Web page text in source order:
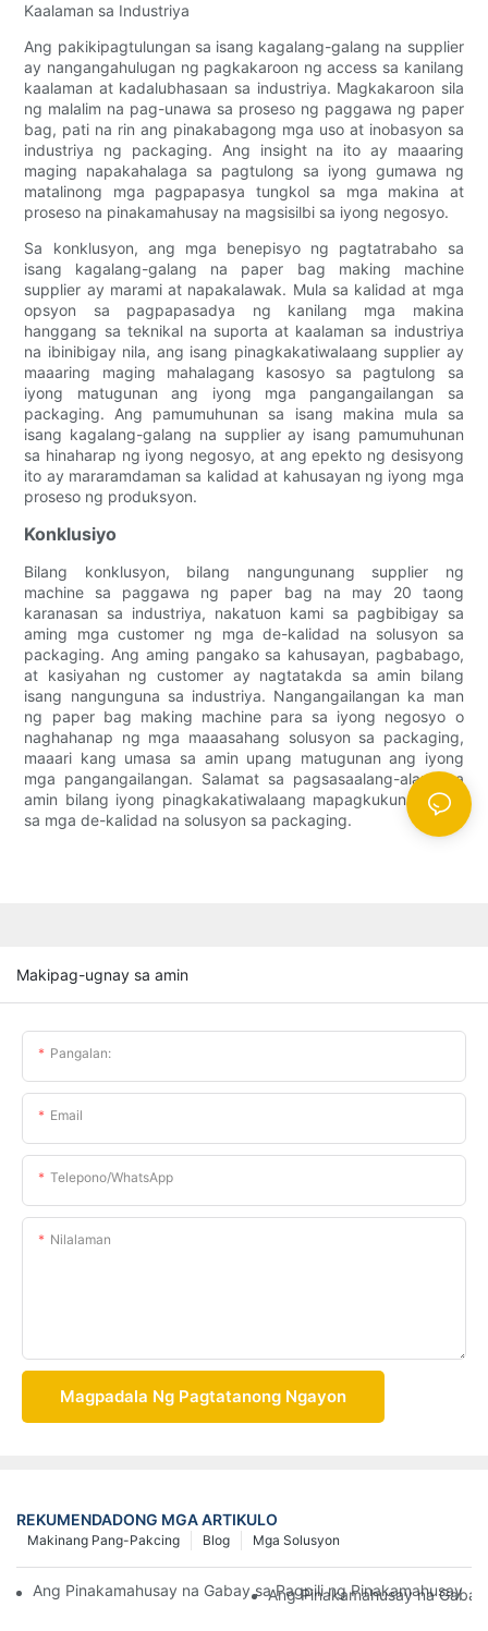
Kaalaman sa Industriya
Ang pakikipagtulungan sa isang kagalang-galang na supplier
ay nangangahulugan ng pagkakaroon ng access sa kanilang
kaalaman at kadalubhasaan sa industriya. Magkakaroon sila
ng malalim na pag-unawa sa proseso ng paggawa ng paper
bag, pati na rin ang pinakabagong mga uso at inobasyon sa
industriya ng packaging. Ang insight na ito ay maaaring
maging napakahalaga sa pagtulong sa iyong gumawa ng
matalinong mga pagpapasya tungkol sa mga makina at
proseso na pinakamahusay na magsisilbi sa iyong negosyo.
Sa konklusyon, ang mga benepisyo ng pagtatrabaho sa
isang kagalang-galang na paper bag making machine
supplier ay marami at napakalawak. Mula sa kalidad at mga
opsyon sa pagpapasadya ng kanilang mga makina
hanggang sa teknikal na suporta at kaalaman sa industriya
na ibinibigay nila, ang isang pinagkakatiwalaang supplier ay
maaaring maging mahalagang kasosyo sa pagtulong sa
iyong matugunan ang iyong mga pangangailangan sa
packaging. Ang pamumuhunan sa isang makina mula sa
isang kagalang-galang na supplier ay isang pamumuhunan
sa hinaharap ng iyong negosyo, at ang epekto ng desisyong
ito ay mararamdaman sa kalidad at kahusayan ng iyong mga
proseso ng produksyon.
Konklusiyo
Bilang konklusyon, bilang nangungunang supplier ng
machine sa paggawa ng paper bag na may 20 taong
karanasan sa industriya, nakatuon kami sa pagbibigay sa
aming mga customer ng mga de-kalidad na solusyon sa
packaging. Ang aming pangako sa kahusayan, pagbabago,
at kasiyahan ng customer ay nagtatakda sa amin bilang
isang nangunguna sa industriya. Nangangailangan ka man
ng paper bag making machine para sa iyong negosyo o
naghahanap ng mga maaasahang solusyon sa packaging,
maaari kang umasa sa amin upang matugunan ang iyong
mga pangangailangan. Salamat sa pagsasaalang-alang sa
amin bilang iyong pinagkakatiwalaang mapagkukunan para
sa mga de-kalidad na solusyon sa packaging.
Makipag-ugnay sa amin
Pangalan:
Email
Telepono/whatsApp
Nilalaman
Magpadala Ng Pagtatanong Ngayon
REKUMENDADONG MGA ARTIKULO
Mga Solusyon
Blog
Makinang Pang-Pakcing
Ang Pinakamahusay na Gabay sa Pagpili ng Pinakamahusay
Ang Pinakamahusay na